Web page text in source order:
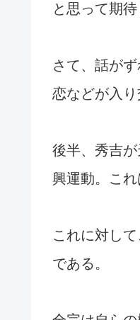
と思って期待
さて、話が
恋などが入り
後半、秀吉
興運動。これ
これに対し
である。